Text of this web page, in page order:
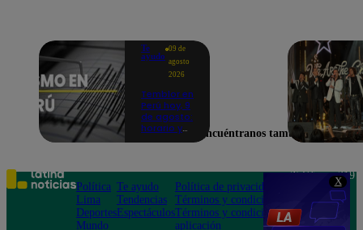
X
Te
ayudo
09 de
agosto
2026
Temblor en
Perú hoy, 9
de agosto:
horario y
según IGP
Encuéntranos también en
Política
Lima
Deportes
Mundo
Te ayudo
Tendencias
Espectáculos
Política de privacidad
Términos y condiciones
Términos y condiciones
aplicación
Teléfono: 219
Av. San
Felipe 968
Jesús María